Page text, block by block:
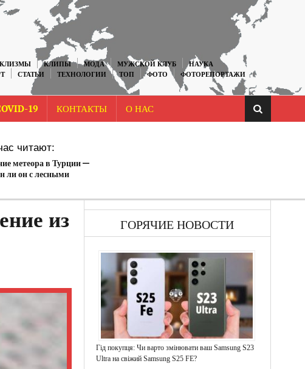
КЛИПЫ МОДА МУЖСКОЙ КЛУБ
НАУКА
СТАТЬИ ТЕХНОЛОГИИ ТОП ФОТО
ФОТОРЕПОРТАЖИ
19 КОНТАКТЫ О НАС
читают:
метеора в Турции —
ли он с лесными
из
ГОРЯЧИЕ НОВОСТИ
Гід покупця: Чи варто змінювати ваш Samsung S23
Ultra на свіжий Samsung S25 FE?